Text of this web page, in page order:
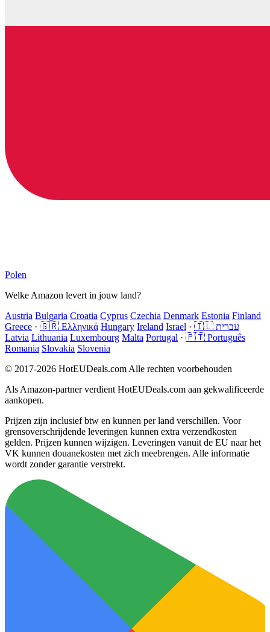
Polen
Welke Amazon levert in jouw land?
Austria Bulgaria Croatia Cyprus Czechia Denmark Estonia Finland
Greece · 🇬🇷 Ελληνικά Hungary Ireland Israel ·
🇮🇱 עברית
Latvia Lithuania Luxembourg Malta Portugal · 🇵🇹 Português
Romania Slovakia Slovenia
© 2017-2026 HotEUDeals.com Alle rechten voorbehouden
Als Amazon-partner verdient HotEUDeals.com aan gekwalificeerde
aankopen.
Prijzen zijn inclusief btw en kunnen per land verschillen. Voor
grensoverschrijdende leveringen kunnen extra verzendkosten
gelden. Prijzen kunnen wijzigen. Leveringen vanuit de EU naar het
VK kunnen douanekosten met zich meebrengen. Alle informatie
wordt zonder garantie verstrekt.